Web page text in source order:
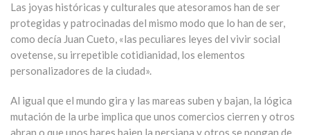
Las joyas históricas y culturales que atesoramos han de ser
protegidas y patrocinadas del mismo modo que lo han de ser,
como decía Juan Cueto, «las peculiares leyes del vivir social
ovetense, su irrepetible cotidianidad, los elementos
personalizadores de la ciudad».
Al igual que el mundo gira y las mareas suben y bajan, la lógica
mutación de la urbe implica que unos comercios cierren y otros
abran o que unos bares bajen la persiana y otros se pongan de